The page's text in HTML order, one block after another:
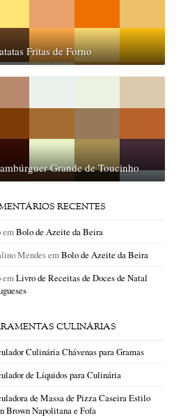
Fritas de Forno
Grande de Toucinho
RECENTES
emBolo de Azeite da Beira
MendesemBolo de Azeite da Beira
emLivro de Receitas de Doces de Natal
CULINÁRIAS
Culinária Chávenas para Gramas
de Líquidos para Culinária
de Massa de Pizza Caseira Estilo
Brown Napolitana e Fofa